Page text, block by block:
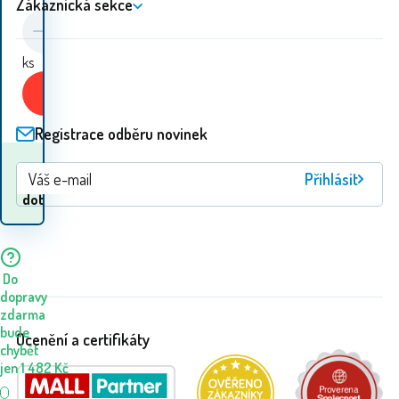
ks
Na
dotaz
Kdy dostanu
Do
dopravy
zdarma
bude
chybět
jen1 482Kč
Zákaznická sekce
Registrace odběru novinek
Přihlásit
Ocenění a certifikáty